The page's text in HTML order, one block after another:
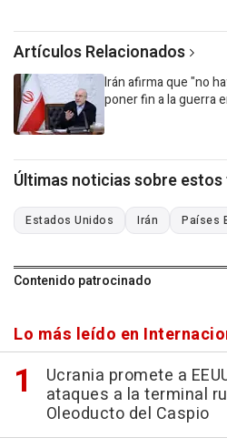
Artículos Relacionados
Irán afirma que "no
poner fin a la guerra
Últimas noticias sobre
Estados Unidos Irán Países
Contenido patrocinado
Lo más leído en
Ucrania promete a
ataques a la terminal
Oleoducto del Caspio